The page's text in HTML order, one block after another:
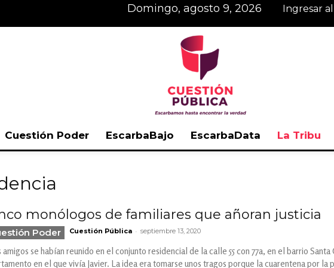
domingo, agosto 9, 2026 Ingresar
Cuestión Poder EscarbaBajo EscarbaData La Tribu
monólogos de familiares que añoran justicia
Poder Cuestión Pública - septiembre 13, 2020
amigos se habían reunido en el conjunto residencial de la calle 55 con 77a, en el barrio
en el que vivía Javier. La idea era tomarse unos tragos porque la cuarentena por